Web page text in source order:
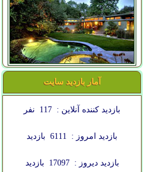
آمار بازدید سایت
بازدید کننده آنلاین : 117 نفر
بازدید امروز : 6111 بازدید
بازدید دیروز : 17097 بازدید